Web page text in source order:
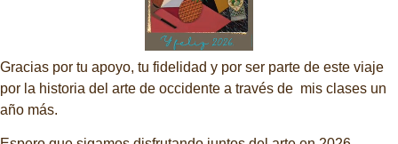
Gracias por tu apoyo, tu fidelidad y por ser parte de este viaje
por la historia del arte de occidente a través de mis clases un
año más.